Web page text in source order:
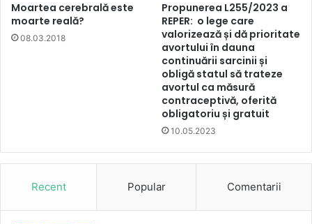
Moartea cerebrală este
moarte reală?
08.03.2018
Propunerea L255/2023 a
REPER: o lege care
valorizează și dă prioritate
avortului în dauna
continuării sarcinii și
obligă statul să trateze
avortul ca măsură
contraceptivă, oferită
obligatoriu și gratuit
10.05.2023
Recent Popular Comentarii